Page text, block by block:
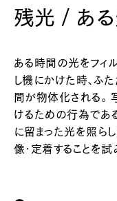
残光 / あ
ある時間の光をフィ
し機にかけた時、ふ
間が物体化される。
けるための行為であ
に留まった光を照ら
像・定着することを試